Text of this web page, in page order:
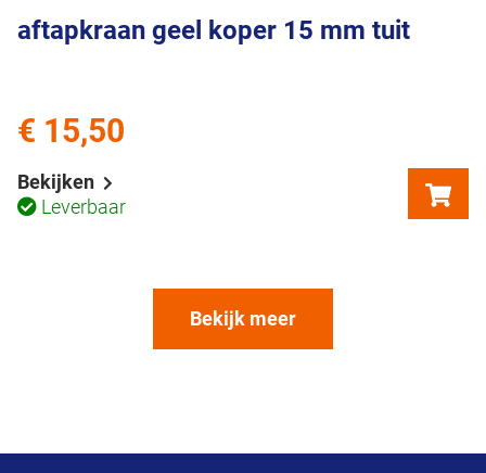
aftapkraan geel koper 15 mm tuit
Bekijken
Leverbaar
€ 15,50
Bekijk meer